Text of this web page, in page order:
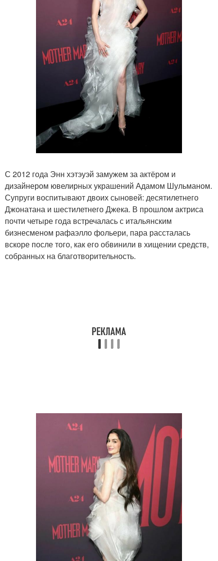
С 2012 года Энн хэтэуэй замужем за актёром и
дизайнером ювелирных украшений Адамом Шульманом.
Супруги воспитывают двоих сыновей: десятилетнего
Джонатана и шестилетнего Джека. В прошлом актриса
почти четыре года встречалась с итальянским
бизнесменом рафаэлло фольери, пара рассталась
вскоре после того, как его обвинили в хищении средств,
собранных на благотворительность.